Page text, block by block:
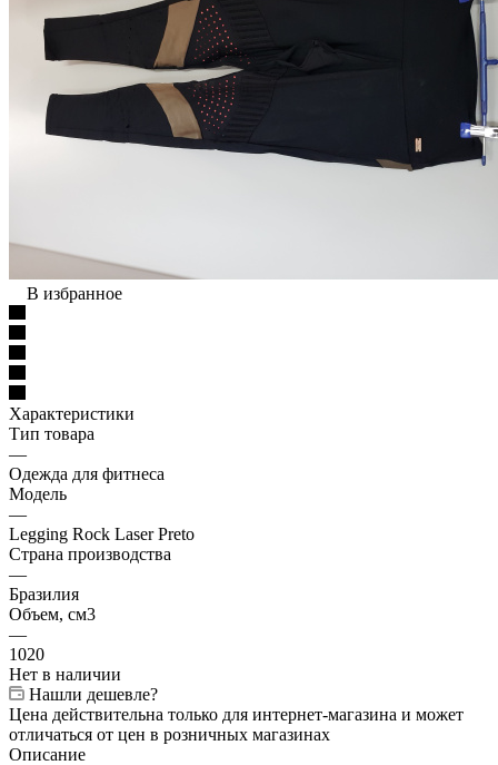
В избранное
Характеристики
Тип товара
—
Одежда для фитнеса
Модель
—
Legging Rock Laser Preto
Страна производства
—
Бразилия
Объем, см3
—
1020
Нет в наличии
Нашли дешевле?
Цена действительна только для интернет-магазина и может
отличаться от цен в розничных магазинах
Описание